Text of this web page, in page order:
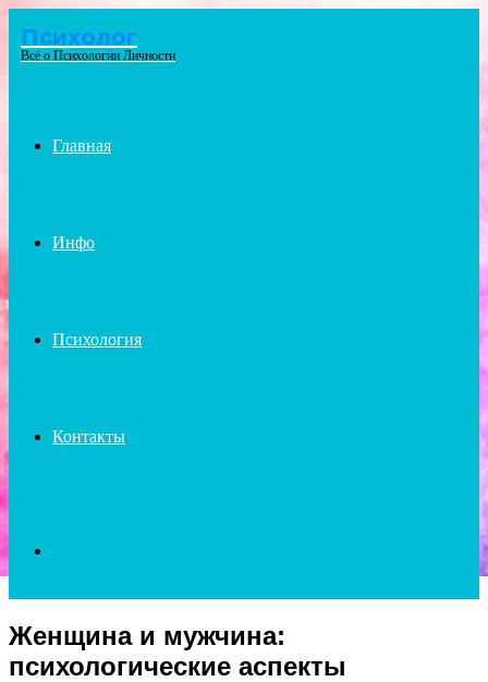
Menu
Психолог
Всё о Психологии Личности
Главная
Инфо
Психология
Контакты
for
Женщина и мужчина:
психологические аспекты